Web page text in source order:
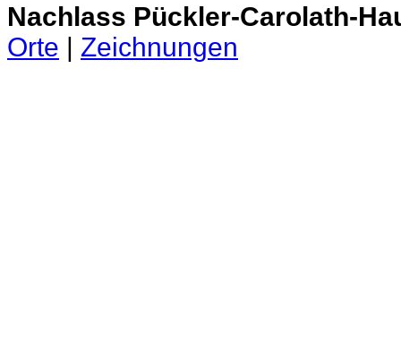
Nachlass Pückler-Carolath-
Orte | Zeichnungen